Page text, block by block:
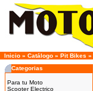
Inicio » Catálogo » Pit Bikes »
Categorias
Para tu Moto
Scooter Electrico